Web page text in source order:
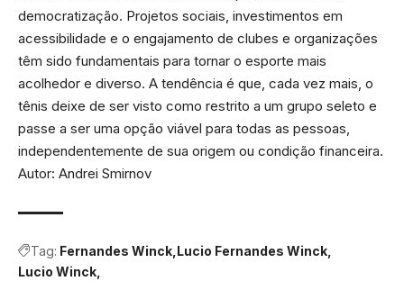
democratização. Projetos sociais, investimentos em
acessibilidade e o engajamento de clubes e organizações
têm sido fundamentais para tornar o esporte mais
acolhedor e diverso. A tendência é que, cada vez mais, o
tênis deixe de ser visto como restrito a um grupo seleto e
passe a ser uma opção viável para todas as pessoas,
independentemente de sua origem ou condição financeira.
Autor: Andrei Smirnov
Tag: Fernandes Winck Lucio Fernandes Winck
Lucio Winck